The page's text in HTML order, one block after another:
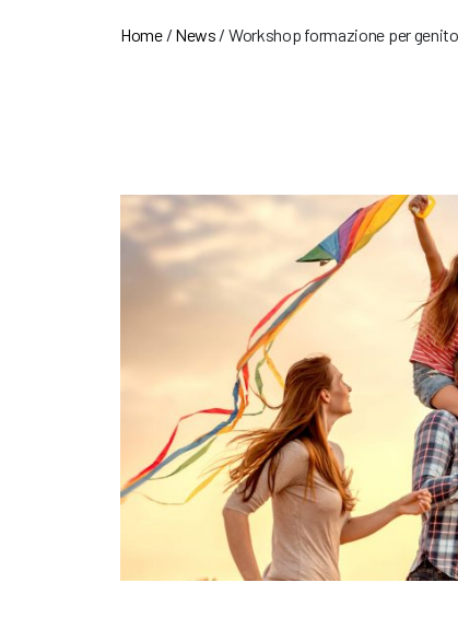
Home/ News / Workshop formazione per